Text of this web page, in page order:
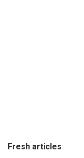
Fresh articles